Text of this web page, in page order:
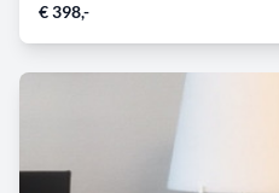
€ 398,-